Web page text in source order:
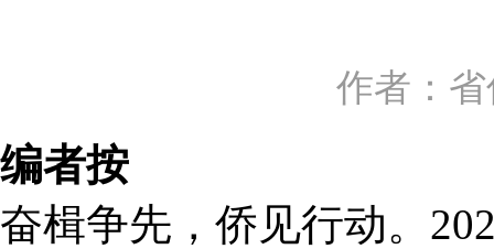
作者：
编者按
奋楫争先，侨见行动。